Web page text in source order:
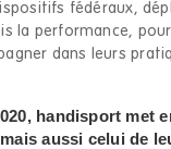
fédéraux,
la performance,
dans leurs
handisport met
mais aussi celui de